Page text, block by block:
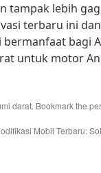
tampak lebih
terbaru ini
bagi
untuk motor
darat. Bookmark the
Mobil Terbaru: